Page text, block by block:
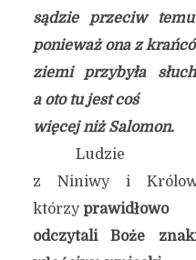
sądzie przeciw
ponieważ ona z
ziemi przybyła
a oto tu jest coś
więcej niż Salomon.
Ludzie
z Niniwy i
którzyprawidłowo
odczytali Boże